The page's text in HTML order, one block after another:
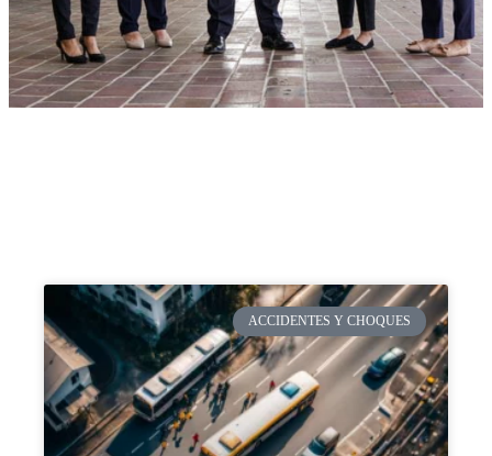
ACCIDENTES Y CHOQUES